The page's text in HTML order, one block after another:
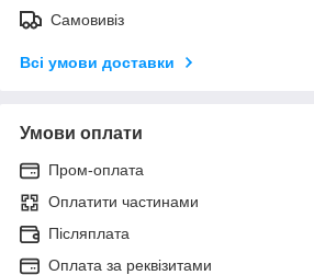
Самовивіз
Всі умови доставки
Умови оплати
Пром-оплата
Оплатити частинами
Післяплата
Оплата за реквізитами